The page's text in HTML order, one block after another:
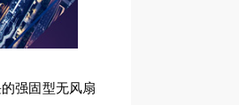
强固型无风扇